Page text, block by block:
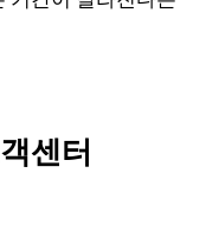
센터